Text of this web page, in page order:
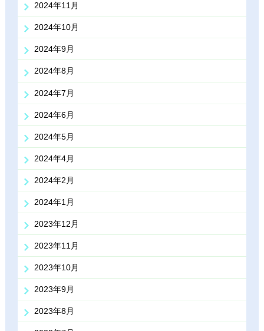
2024年11月
2024年10月
2024年9月
2024年8月
2024年7月
2024年6月
2024年5月
2024年4月
2024年2月
2024年1月
2023年12月
2023年11月
2023年10月
2023年9月
2023年8月